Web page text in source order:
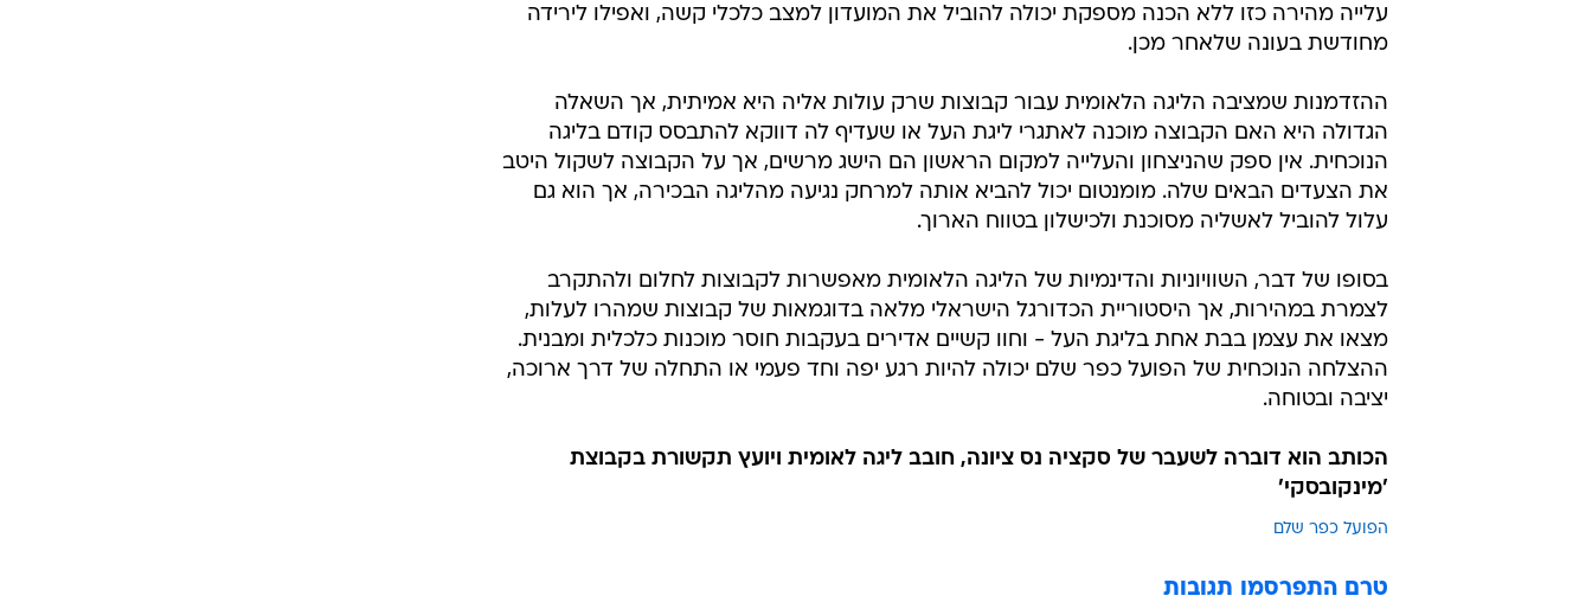
עלייה מהירה כזו ללא הכנה מספקת יכולה להוביל את המועדון למצב כלכלי קשה, ואפילו לירידה
מחודשת בעונה שלאחר מכן.
ההזדמנות שמציבה הליגה הלאומית עבור קבוצות שרק עולות אליה היא אמיתית, אך השאלה
הגדולה היא האם הקבוצה מוכנה לאתגרי ליגת העל או שעדיף לה דווקא להתבסס קודם בליגה
הנוכחית. אין ספק שהניצחון והעלייה למקום הראשון הם הישג מרשים, אך על הקבוצה לשקול היטב
את הצעדים הבאים שלה. מומנטום יכול להביא אותה למרחק נגיעה מהליגה הבכירה, אך הוא גם
עלול להוביל לאשליה מסוכנת ולכישלון בטווח הארוך.
בסופו של דבר, השוויוניות והדינמיות של הליגה הלאומית מאפשרות לקבוצות לחלום ולהתקרב
לצמרת במהירות, אך היסטוריית הכדורגל הישראלי מלאה בדוגמאות של קבוצות שמהרו לעלות,
מצאו את עצמן בבת אחת בליגת העל - וחוו קשיים אדירים בעקבות חוסר מוכנות כלכלית ומבנית.
ההצלחה הנוכחית של הפועל כפר שלם יכולה להיות רגע יפה וחד פעמי או התחלה של דרך ארוכה,
יציבה ובטוחה.
הכותב הוא דוברה לשעבר של סקציה נס ציונה, חובב ליגה לאומית ויועץ תקשורת בקבוצת
'מינקובסקי'
הפועל כפר שלם
טרם התפרסמו תגובות